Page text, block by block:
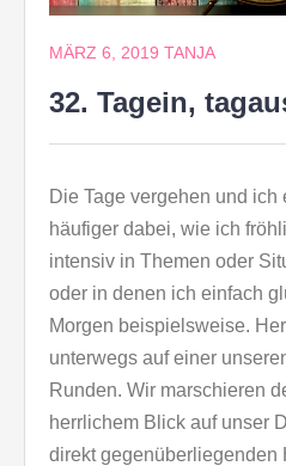
MÄRZ 6, 2019 TANJA
32. Tagein,
Die Tage vergehen und ich
häufiger dabei, wie ich
intensiv in Themen oder
oder in denen ich einfach
Morgen beispielsweise.
unterwegs auf einer
Runden. Wir marschieren
herrlichem Blick auf unser
direkt gegenüberliegenden